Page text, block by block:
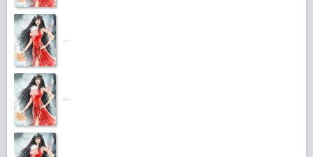
...
...